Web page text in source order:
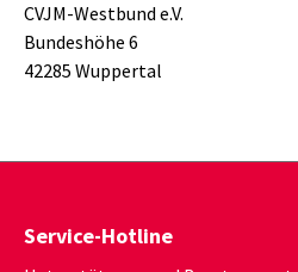
CVJM-Westbund e.V.
Bundeshöhe 6
42285 Wuppertal
Service-Hotline